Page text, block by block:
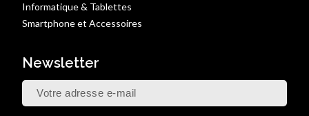
Informatique & Tablettes
Smartphone et Accessoires
Newsletter